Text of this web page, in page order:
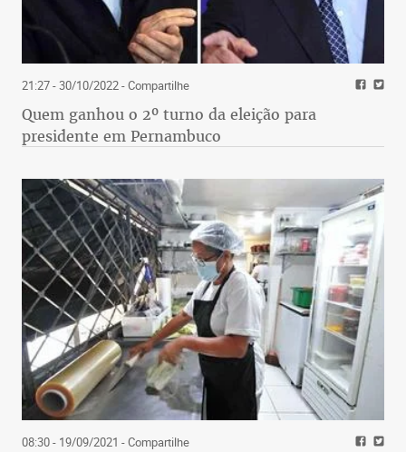
21:27 - 30/10/2022- Compartilhe
Quem ganhou o 2º turno da eleição para
presidente em Pernambuco
08:30 - 19/09/2021 - Compartilhe